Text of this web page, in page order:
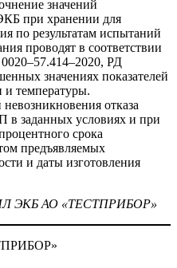
значений
при хранении для
по результатам испытаний
проводят в соответствии
РД
значениях показателей
и температуры.
отказа
в заданных условиях и при
срока
предъявляемых
и даты изготовления
ИЛ ЭКБ АО «ТЕСТПРИБОР»